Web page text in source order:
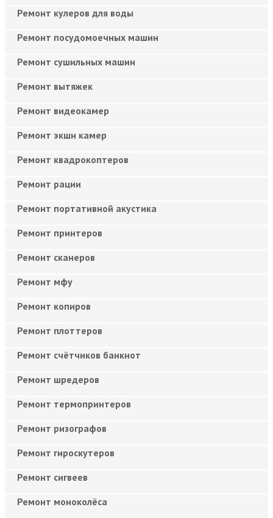
Ремонт кулеров для воды
Ремонт посудомоечных машин
Ремонт сушильных машин
Ремонт вытяжек
Ремонт видеокамер
Ремонт экшн камер
Ремонт квадрокоптеров
Ремонт рации
Ремонт портативной акустика
Ремонт принтеров
Ремонт сканеров
Ремонт мфу
Ремонт копиров
Ремонт плоттеров
Ремонт счётчиков банкнот
Ремонт шредеров
Ремонт термопринтеров
Ремонт ризографов
Ремонт гироскутеров
Ремонт сигвеев
Ремонт моноколёса